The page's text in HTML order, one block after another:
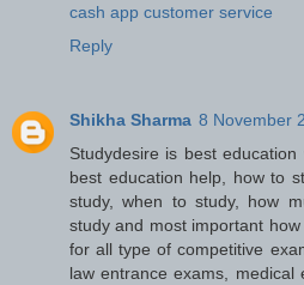
cash app customer service
Reply
Shikha Sharma 8 November
Studydesire is best
best education help, how to
study, when to study, how
study and most important
for all type of competitive
law entrance exams, medical